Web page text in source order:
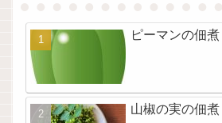
ピーマンの佃煮
山椒の実の佃煮